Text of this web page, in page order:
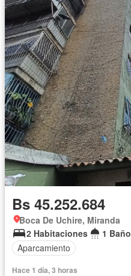
Bs 45.252.684
Boca De Uchire, Miranda
2 Habitaciones
1 Baño
Aparcamiento
Hace 1 día, 3 horas